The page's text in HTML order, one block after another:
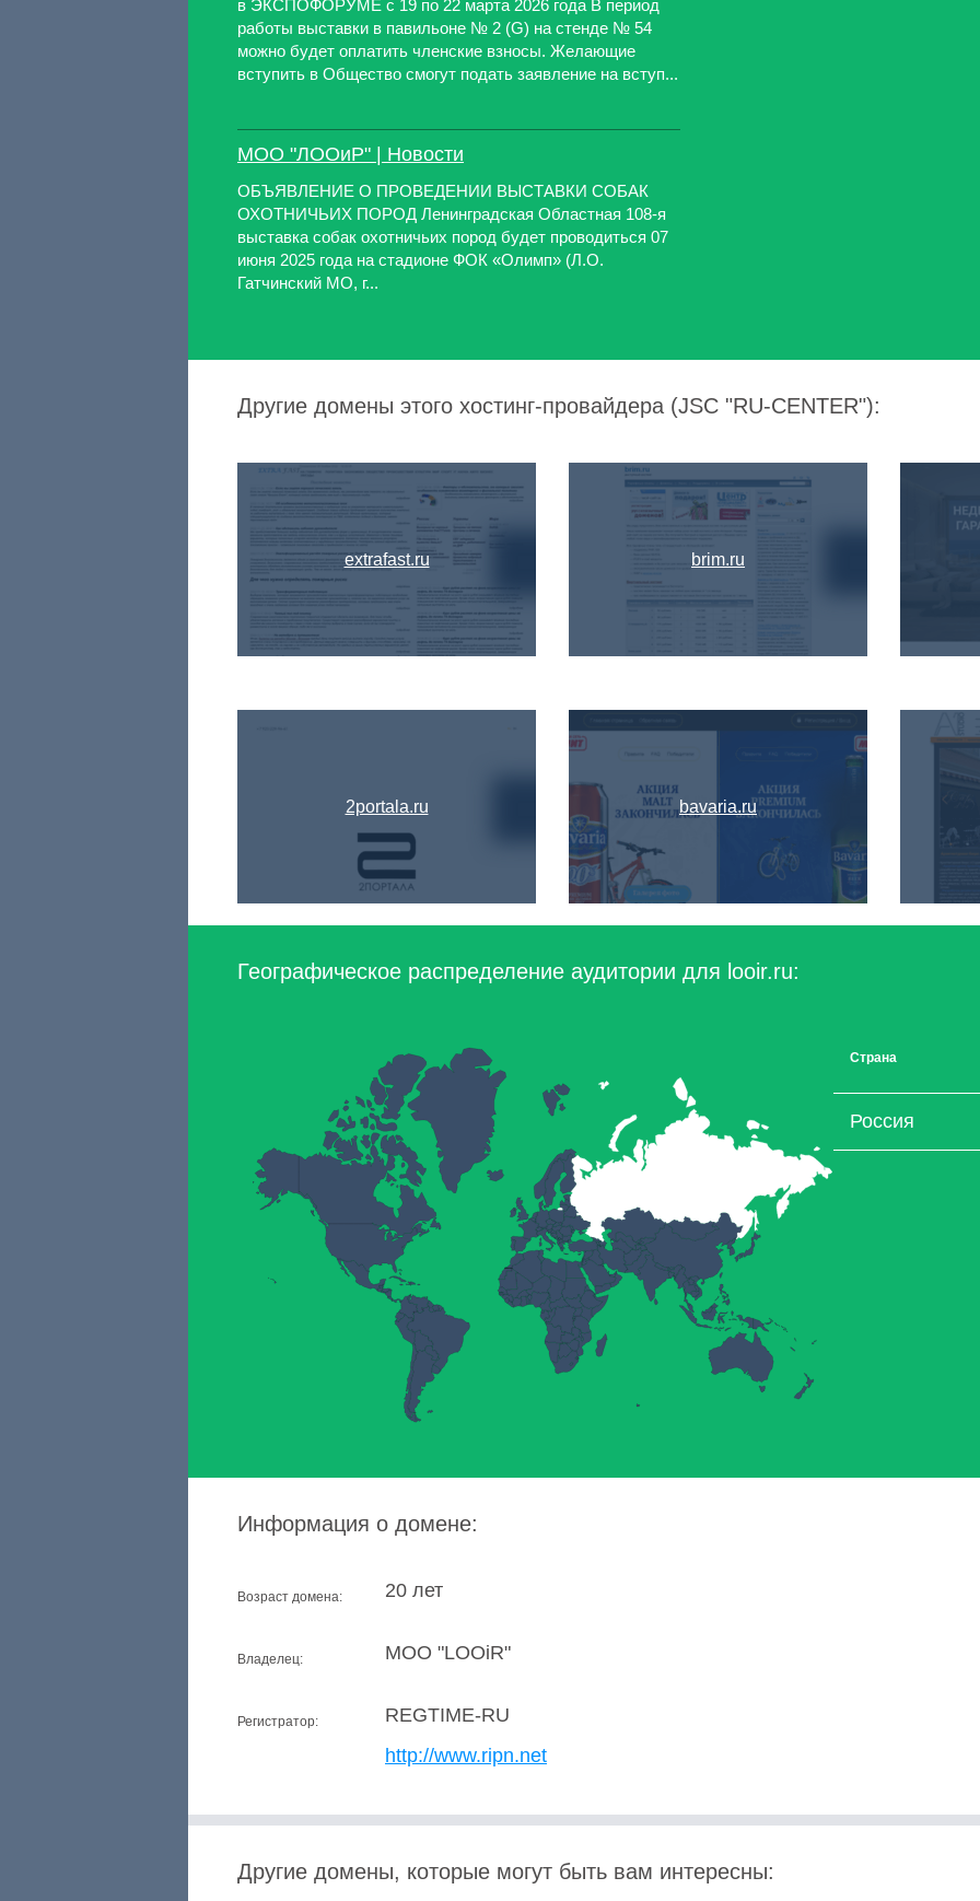
в ЭКСПОФОРУМЕ с 19 по 22 марта 2026 года В период
работы выставки в павильоне № 2 (G) на стенде № 54
можно будет оплатить членские взносы. Желающие
вступить в Общество смогут подать заявление на вступ...
МОО "ЛООиР" | Новости
ОБЪЯВЛЕНИЕ О ПРОВЕДЕНИИ ВЫСТАВКИ СОБАК
ОХОТНИЧЬИХ ПОРОД Ленинградская Областная 108-я
выставка собак охотничьих пород будет проводиться 07
июня 2025 года на стадионе ФОК «Олимп» (Л.О.
Гатчинский МО, г...
Другие домены этого хостинг-провайдера (JSC "RU-CENTER"):
extrafast.ru
2portala.ru
brim.ru
bavaria.ru
Географическое распределение аудитории для looir.ru:
Страна
Россия
Информация о домене:
Возраст домена: 20 лет
Владелец: MOO "LOOiR"
Регистратор:
REGTIME-RU
http://www.ripn.net
Другие домены, которые могут быть вам интересны: